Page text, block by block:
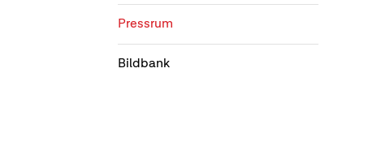
Pressrum
Bildbank